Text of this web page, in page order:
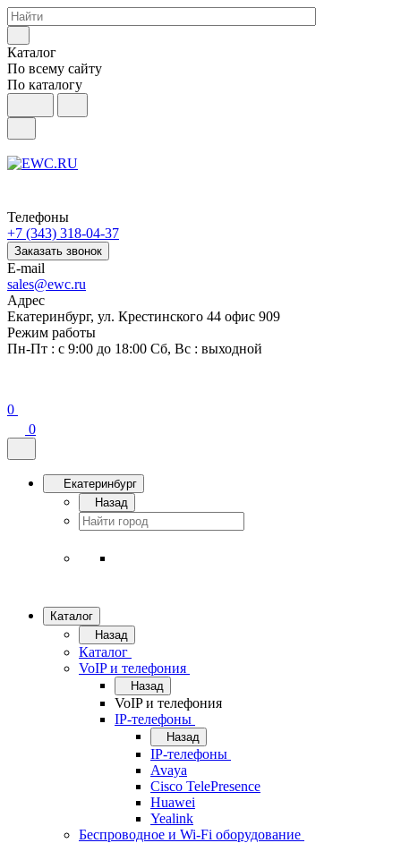
Каталог
По всему сайту
По каталогу
Телефоны
+7 (343) 318-04-37
Заказать звонок
E-mail
sales@ewc.ru
Адрес
Екатеринбург, ул. Крестинского 44 офис 909
Режим работы
Пн-Пт : с 9:00 до 18:00 Сб, Вс : выходной
0
0
Екатеринбург
Назад
Каталог
Назад
Каталог
VoIP и телефония
Назад
VoIP и телефония
IP-телефоны
Назад
IP-телефоны
Avaya
Cisco TelePresence
Huawei
Yealink
Беспроводное и Wi-Fi оборудование